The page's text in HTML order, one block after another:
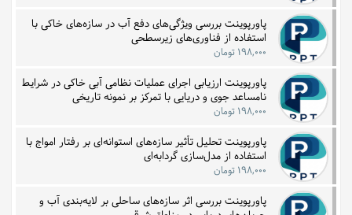
پاورپوینت بررسی ویژگی‌های دفع آب در سازه‌های خاکی با
استفاده از فناوری‌های زیرسطحی
۱۹۸,۰۰۰ تومان
پاورپوینت ارزیابی اجرای عملیات نظامی آبی خاکی در شرایط
نامساعد جوی و دریایی با تمرکز بر نمونه تاریخی
۱۹۸,۰۰۰ تومان
پاورپوینت تحلیل تأثیر سازه‌های استوانه‌ای بر رفتار امواج با
استفاده از مدل‌سازی گردابه‌ای
۱۹۸,۰۰۰ تومان
پاورپوینت بررسی اثر سازه‌های ساحلی بر لایه‌بندی آب و